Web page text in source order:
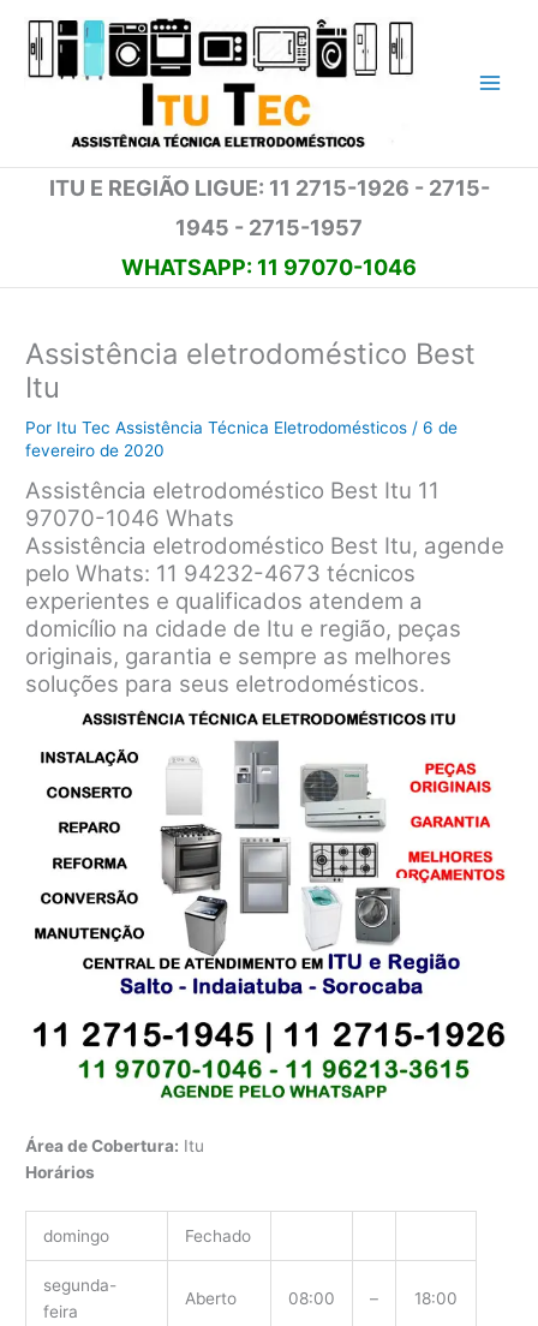
para
ITU E REGIÃO LIGUE: 11 2715-1926 - 2715-
1945 - 2715-1957
WHATSAPP: 11 97070-1046
Assistência eletrodoméstico Best
Itu
Por Itu Tec Assistência Técnica Eletrodomésticos /6 de
fevereiro de 2020
Assistência eletrodoméstico Best Itu 11
97070-1046 Whats
Assistência eletrodoméstico Best Itu, agende
pelo Whats: 11 94232-4673 técnicos
experientes e qualificados atendem a
domicílio na cidade de Itu e região, peças
originais, garantia e sempre as melhores
soluções para seus eletrodomésticos.
Área de Cobertura: Itu
Horários
domingo Fechado
segunda-
feira
Aberto 08:00 – 18:00